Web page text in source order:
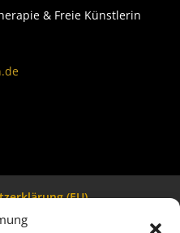
& Freie Künst­le­rin
(EU)
Haf­tungs­aus­schluss